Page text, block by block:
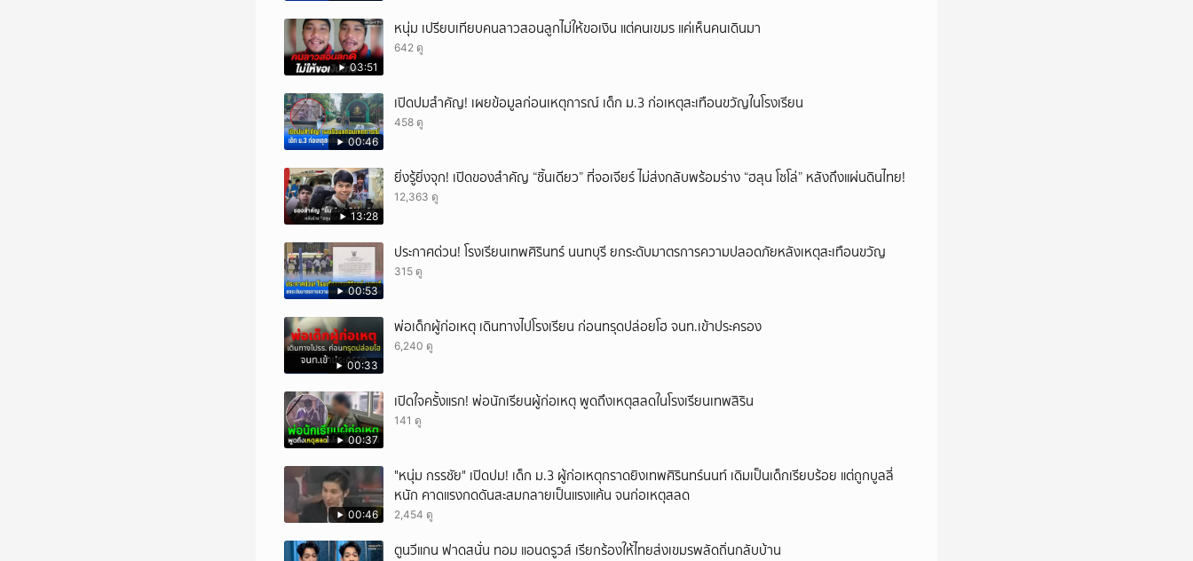
03:51
หนุ่ม เปรียบเทียบคนลาวสอนลูกไม่ให้ขอเงิน แต่คนเขมร แค่เห็นคนเดินมา
642 ดู
00:46
เปิดปมสำคัญ! เผยข้อมูลก่อนเหตุการณ์ เด็ก ม.3 ก่อเหตุสะเทือนขวัญในโรงเรียน
458 ดู
13:28
ยิ่งรู้ยิ่งจุก! เปิดของสำคัญ “ชิ้นเดียว” ที่จอเจียร์ ไม่ส่งกลับพร้อมร่าง “ฮลุน โซโล่” หลังถึงแผ่นดินไทย!
12,363 ดู
00:53
ประกาศด่วน! โรงเรียนเทพศิรินทร์ นนทบุรี ยกระดับมาตรการความปลอดภัยหลังเหตุสะเทือนขวัญ
315 ดู
00:33
พ่อเด็กผู้ก่อเหตุ เดินทางไปโรงเรียน ก่อนทรุดปล่อยโฮ จนท.เข้าประครอง
6,240 ดู
00:37
เปิดใจครั้งแรก! พ่อนักเรียนผู้ก่อเหตุ พูดถึงเหตุสลดในโรงเรียนเทพสิริน
141 ดู
00:46
"หนุ่ม กรรชัย" เปิดปม! เด็ก ม.3 ผู้ก่อเหตุกราดยิงเทพศิรินทร์นนท์ เดิมเป็นเด็กเรียบร้อย แต่ถูกบูลลี่
หนัก คาดแรงกดดันสะสมกลายเป็นแรงแค้น จนก่อเหตุสลด
2,454 ดู
ตูนวีแกน ฟาดสนั่น ทอม แอนดรูวส์ เรียกร้องให้ไทยส่งเขมรพลัดถิ่นกลับบ้าน